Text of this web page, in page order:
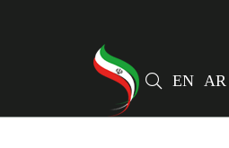
AR
EN
مسیر ماندگار